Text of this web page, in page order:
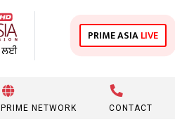
PRIME ASIALIVE
PRIME NETWORK CONTACT